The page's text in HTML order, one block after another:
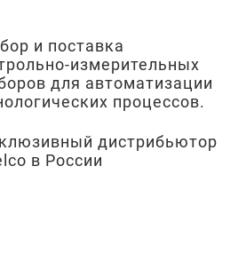
и поставка
измерительных
для автоматизации
процессов.
дистрибьютор
в России